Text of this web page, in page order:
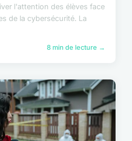
l'attention des élèves face
de la cybersécurité. La
8 min de lecture →